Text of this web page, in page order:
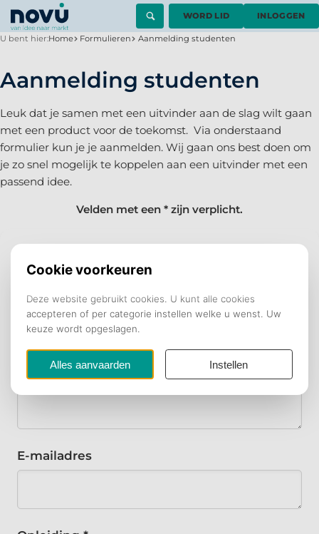
WORD LID INLOGGEN
U bent hier:Home Formulieren Aanmelding studenten
Aanmelding studenten
Leuk dat je samen met een uitvinder aan de slag wilt gaan
met een product voor de toekomst. Via onderstaand
formulier kun je je aanmelden. Wij gaan ons best doen om
je zo snel mogelijk te koppelen aan een uitvinder met een
passend idee.
Velden met een * zijn verplicht.
Voor- en achternaam *
Woonplaats *
E-mailadres